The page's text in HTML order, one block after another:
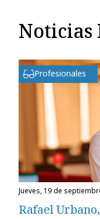
Noticias
Profesionales
jueves, 19 de
Rafael